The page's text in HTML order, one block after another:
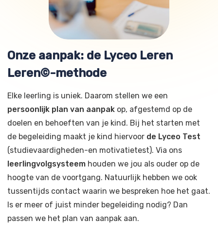
Onze aanpak: de Lyceo Leren
Leren©-methode
Elke leerling is uniek. Daarom stellen we een
persoonlijk plan van aanpak op, afgestemd op de
doelen en behoeften van je kind. Bij het starten met
de begeleiding maakt je kind hiervoor de Lyceo Test
(studievaardigheden-en motivatietest). Via ons
leerlingvolgsysteem houden we jou als ouder op de
hoogte van de voortgang. Natuurlijk hebben we ook
tussentijds contact waarin we bespreken hoe het gaat.
Is er meer of juist minder begeleiding nodig? Dan
passen we het plan van aanpak aan.